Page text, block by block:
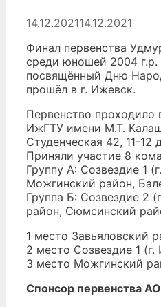
14.12.202114.12.2021
Финал первенства
среди юношей 2004
посвящённый Дню
прошёл в г. Ижевск.
Первенство проходило
ИжГТУ имени М.Т.
Студенческая 42, 11-12
Приняли участие 8
Группу А: Созвездие 1
Можгинский район,
Группа Б: Созвездие 2
район, Сюмсинский
1 место Завьяловский
2 место Созвездие 1 (г.
3 место Можгинский
Спонсор первенства